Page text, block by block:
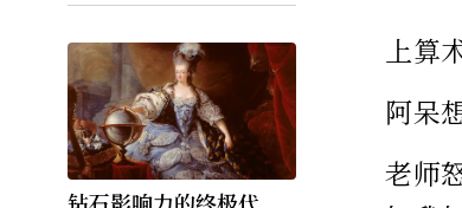
钻石影响力的终极代
上算
阿呆
老师